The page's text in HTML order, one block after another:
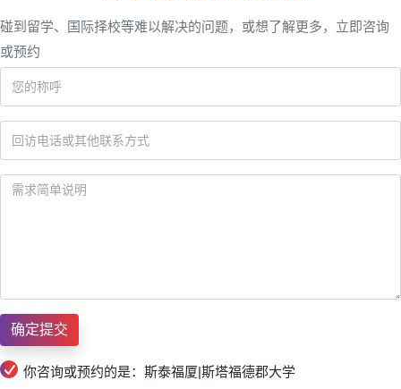
碰到留学、国际择校等难以解决的问题，或想了解更多，立即咨询
或预约
你咨询或预约的是：斯泰福厦|斯塔福德郡大学